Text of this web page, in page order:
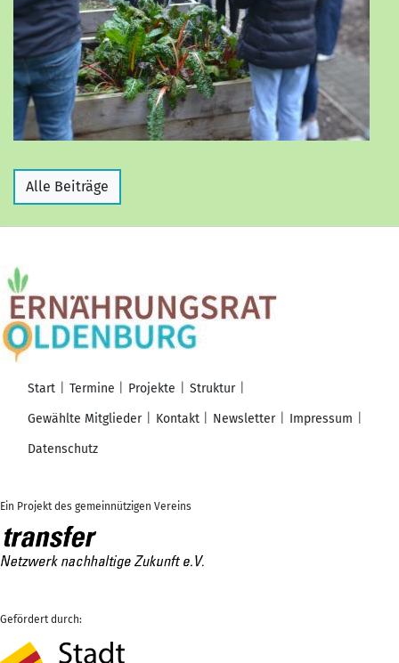
Alle Beiträge
Start Termine Projekte
Struktur
Gewählte Mitglieder
Kontakt Newsletter
Impressum
Datenschutz
Ein Projekt des gemeinnützigen Vereins
Gefördert durch: